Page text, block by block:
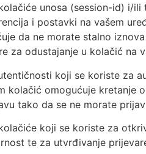
unosa (session-id) i/
i postavki na vašem
da ne morate stalno
za odustajanje u kolačić na
koji se koriste za
kolačić omogućuje
tako da se ne morate
koji se koriste za
te za utvrđivanje